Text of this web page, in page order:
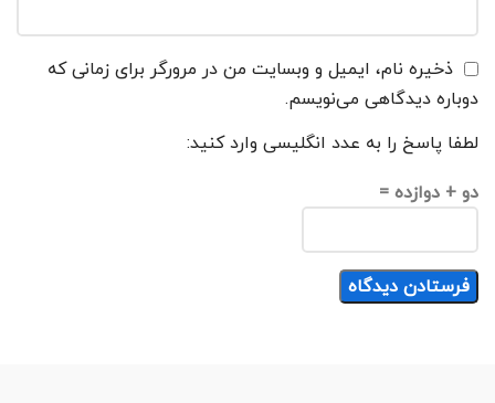
ذخیره نام، ایمیل و وبسایت من در مرورگر برای زمانی که
دوباره دیدگاهی می‌نویسم.
لطفا پاسخ را به عدد انگلیسی وارد کنید:
دو + دوازده =